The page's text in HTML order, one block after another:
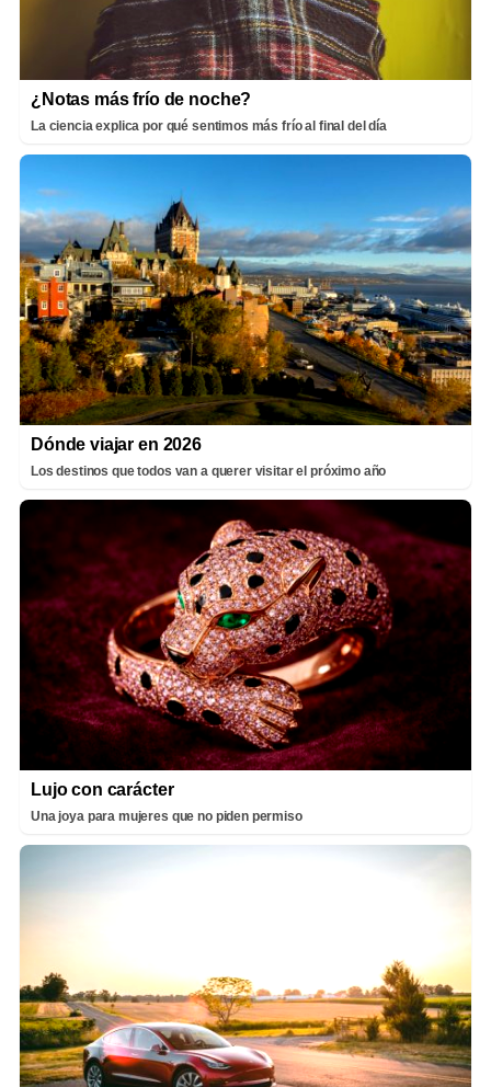
¿Notas más frío de noche?
La ciencia explica por qué sentimos más frío al final del día
Dónde viajar en 2026
Los destinos que todos van a querer visitar el próximo año
Lujo con carácter
Una joya para mujeres que no piden permiso